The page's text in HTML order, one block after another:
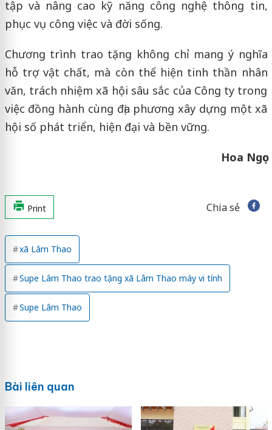
tập và nâng cao kỹ năng công nghệ thông tin,
phục vụ công việc và đời sống.
Chương trình trao tặng không chỉ mang ý nghĩa
hỗ trợ vật chất, mà còn thể hiện tinh thần nhân
văn, trách nhiệm xã hội sâu sắc của Công ty trong
việc đồng hành cùng địa phương xây dựng một xã
hội số phát triển, hiện đại và bền vững.
Hoa Ngọc
Print Chia sẻ
xã Lâm Thao
Supe Lâm Thao trao tặng xã Lâm Thao máy vi tính
Supe Lâm Thao
Bài liên quan